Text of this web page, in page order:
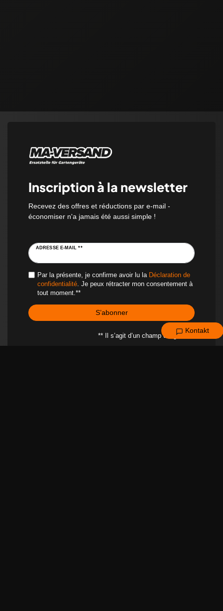
Kontakt
Inscription à la newsletter
Recevez des offres et réductions par e-mail -
économiser n'a jamais été aussi simple !
ADRESSE E-MAIL **
Par la présente, je confirme avoir lu la Déclaration de
confidentialité. Je peux rétracter mon consentement à
tout moment.**
S’abonner
** Il s’agit d’un champ obligatoire.